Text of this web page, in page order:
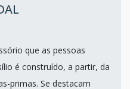
que as pessoas
é construído, a partir, da
primas. Se destacam